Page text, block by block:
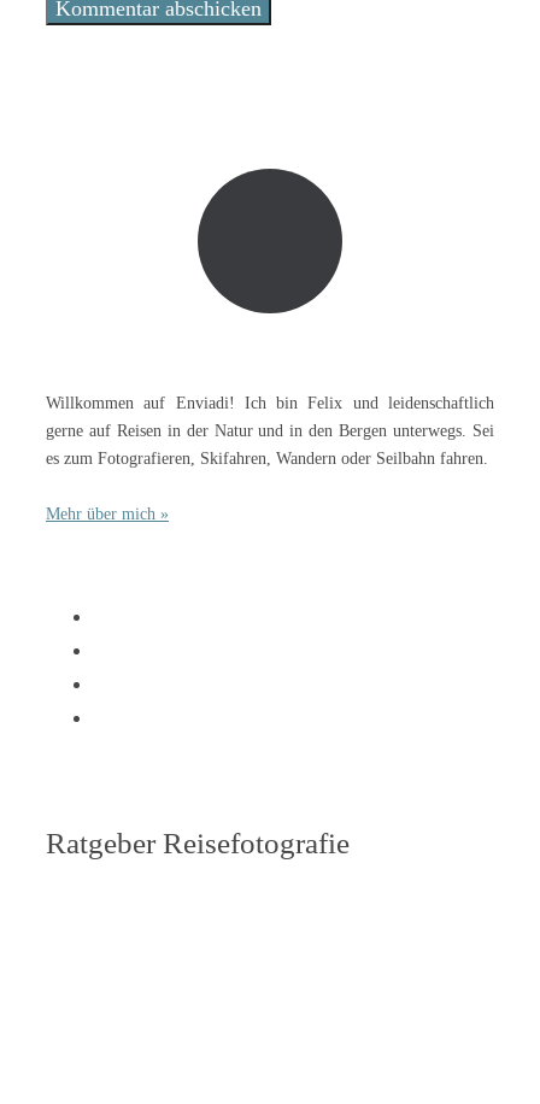
Willkommen auf Enviadi! Ich bin Felix und leidenschaftlich
gerne auf Reisen in der Natur und in den Bergen unterwegs. Sei
es zum Fotografieren, Skifahren, Wandern oder Seilbahn fahren.
Mehr über mich »
Ratgeber Reisefotografie